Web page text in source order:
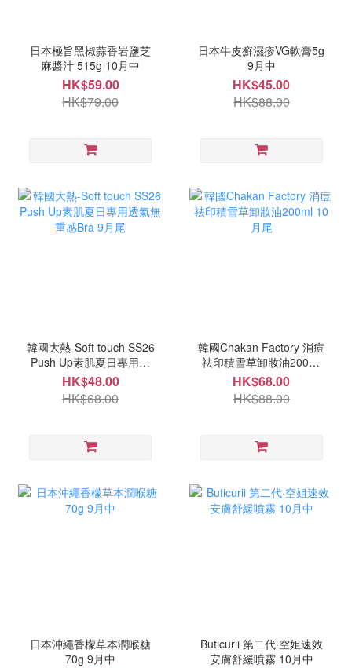
日本極旨黑椒蒜香岩鹽芝
麻醬汁 515g 10月中
HK$59.00
HK$79.00
日本牛皮癬濕疹VG軟膏5g
9月中
HK$45.00
HK$88.00
韓國大熱-Soft touch SS26
Push Up素肌夏日專用透
氣無重感Bra 9月尾
HK$48.00
HK$68.00
韓國Chakan Factory 消痘
祛印積雪草卸妝油200ml
10月尾
HK$68.00
HK$88.00
日本沖繩香檬草本潤喉糖
70g 9月中
Buticurii 第二代·空姐速效
安膚舒緩噴霧 10月中